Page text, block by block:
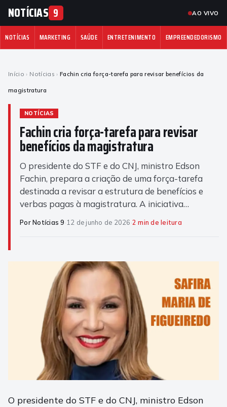
NOTÍCIAS 9 AO VIVO
NOTÍCIAS MARKETING SAÚDE ENTRETENIMENTO EMPREENDEDORISMO
Início › Notícias › Fachin cria força-tarefa para revisar benefícios da
magistratura
NOTÍCIAS
Fachin cria força-tarefa para revisar
benefícios da magistratura
O presidente do STF e do CNJ, ministro Edson
Fachin, prepara a criação de uma força-tarefa
destinada a revisar a estrutura de benefícios e
verbas pagas à magistratura. A iniciativa…
Por Notícias 9·12 de junho de 2026·2 min de leitura
O presidente do STF e do CNJ, ministro Edson